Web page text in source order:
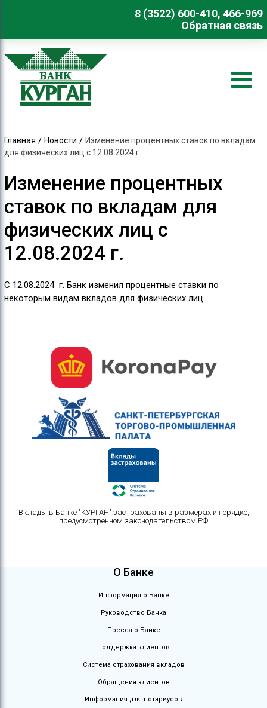
8 (3522) 600-410, 466-969
Обратная связь
Главная / Новости / Изменение процентных ставок по вкладам
для физических лиц с 12.08.2024 г.
Изменение процентных
ставок по вкладам для
физических лиц с
12.08.2024 г.
С 12.08.2024 г. Банк изменил процентные ставки по
некоторым видам вкладов для физических лиц.
Вклады в Банке "КУРГАН" застрахованы в размерах и порядке,
предусмотренном законодательством РФ
О Банке
Информация о Банке
Руководство Банка
Пресса о Банке
Поддержка клиентов
Система страхования вкладов
Обращения клиентов
Информация для нотариусов